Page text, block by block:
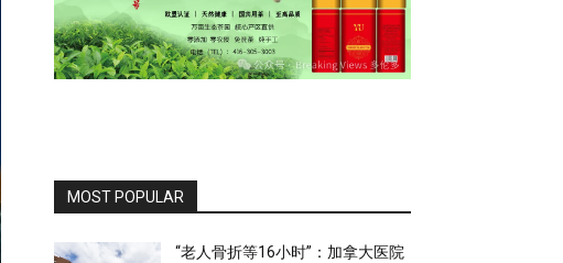
MOST POPULAR
“老人骨折等16小时”：加拿大医院